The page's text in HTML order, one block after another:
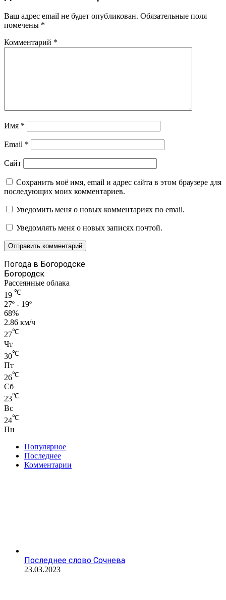
Ваш адрес email не будет опубликован. Обязательные поля
помечены *
Комментарий *
Имя *
Email *
Сайт
Сохранить моё имя, email и адрес сайта в этом браузере для
последующих моих комментариев.
Уведомить меня о новых комментариях по email.
Уведомлять меня о новых записях почтой.
Погода в Богородске
Богородск
Рассеянные облака
19 ℃
27º - 19º
68%
2.86 км/ч
27℃
Чт
30℃
Пт
26℃
Сб
23℃
Вс
24℃
Пн
Популярное
Последнее
Комментарии
Последнее слово Сочнева
23.03.2023